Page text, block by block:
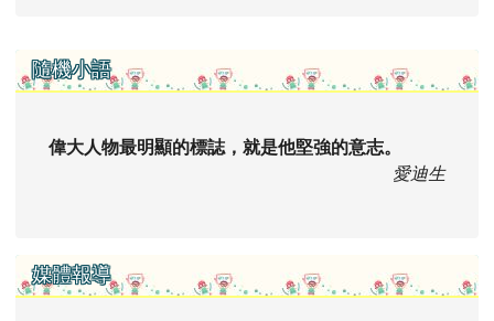
右邊區域內容
隨機小語
偉大人物最明顯的標誌，就是他堅強的意志。
愛迪生
媒體報導